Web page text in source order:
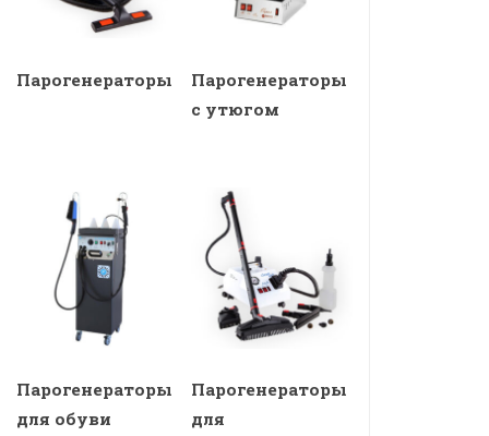
Парогенераторы
Парогенераторы
с утюгом
Парогенераторы
для обуви
Парогенераторы
для